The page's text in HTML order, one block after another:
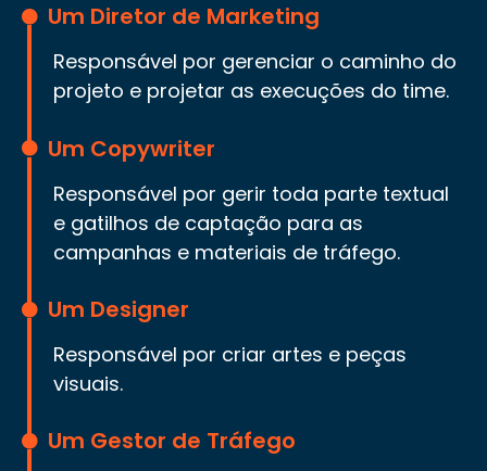
Um Diretor de Marketing
Responsável por gerenciar o caminho do
projeto e projetar as execuções do time.
Um Copywriter
Responsável por gerir toda parte textual
e gatilhos de captação para as
campanhas e materiais de tráfego.
Um Designer
Responsável por criar artes e peças
visuais.
Um Gestor de Tráfego